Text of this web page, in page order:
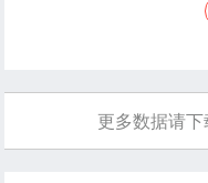
更多数据请